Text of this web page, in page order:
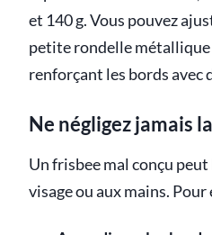
et 140 g. Vous pouvez
petite rondelle métallique
renforçant les bords avec
Ne négligez jamais
Un frisbee mal conçu
visage ou aux mains. Pour